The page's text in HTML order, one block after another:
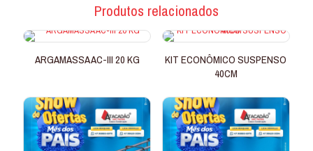
Produtos relacionados
ARGAMASSA AC-III 20 KG
KIT ECONÔMICO SUSPENSO
40CM